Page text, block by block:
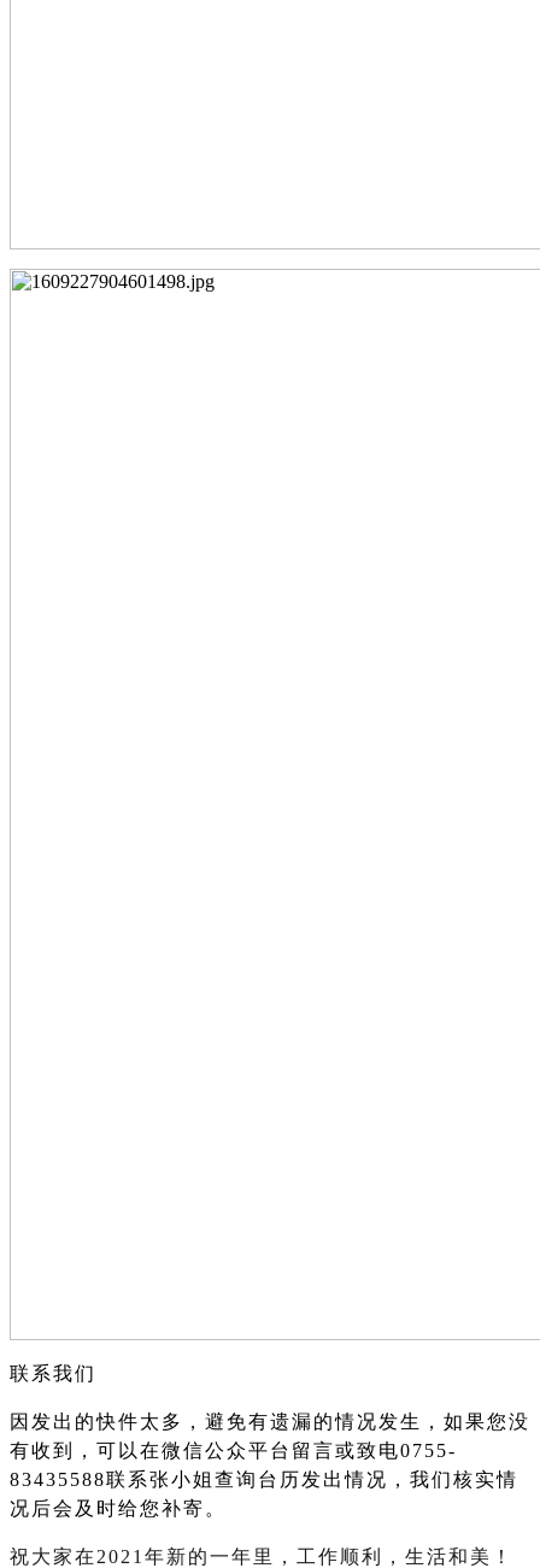
联系我们
因发出的快件太多，避免有遗漏的情况发生，如果您没
有收到，可以在微信公众平台留言或致电0755-
83435588联系张小姐查询台历发出情况 ，我们核实情
况后会及时给您补寄。
祝大家在 2021年新的一年里，工作顺利，生活和美！